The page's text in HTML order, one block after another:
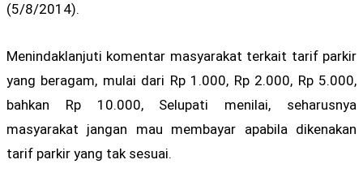
(5/8/2014).
Menindaklanjuti komentar masyarakat terkait tarif parkir
yang beragam, mulai dari Rp 1.000, Rp 2.000, Rp 5.000,
bahkan Rp 10.000, Selupati menilai, seharusnya
masyarakat jangan mau membayar apabila dikenakan
tarif parkir yang tak sesuai.